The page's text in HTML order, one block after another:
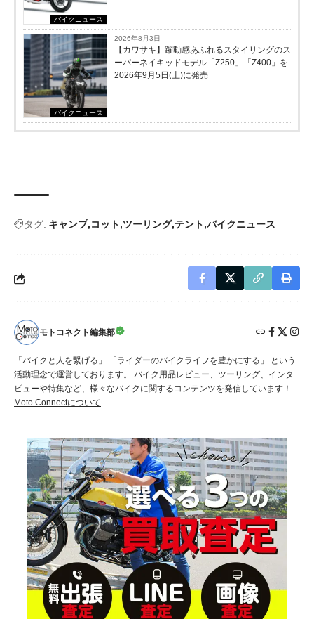
バイクニュース
バイクニュース
2026年8月3日
【カワサキ】躍動感あふれるスタイリングのス
ーパーネイキッドモデル「Z250」「Z400」を
2026年9月5日(土)に発売
タグ: キャンプ コット ツーリング テント バイクニュース
モトコネクト編集部
「バイクと人を繋げる」 「ライダーのバイクライフを豊かにする」 という
活動理念で運営しております。 バイク用品レビュー、ツーリング、インタ
ビューや特集など、様々なバイクに関するコンテンツを発信しています！
Moto Connectについて